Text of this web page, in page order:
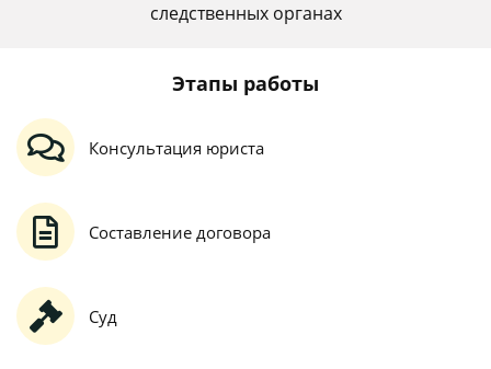
следственных органах
Этапы работы
Консультация юриста
Составление договора
Суд